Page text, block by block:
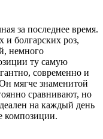
за последнее время.
и болгарских роз,
немного
ту самую
современно и
мягче знаменитой
сравнивают, но
на каждый день
композиции.